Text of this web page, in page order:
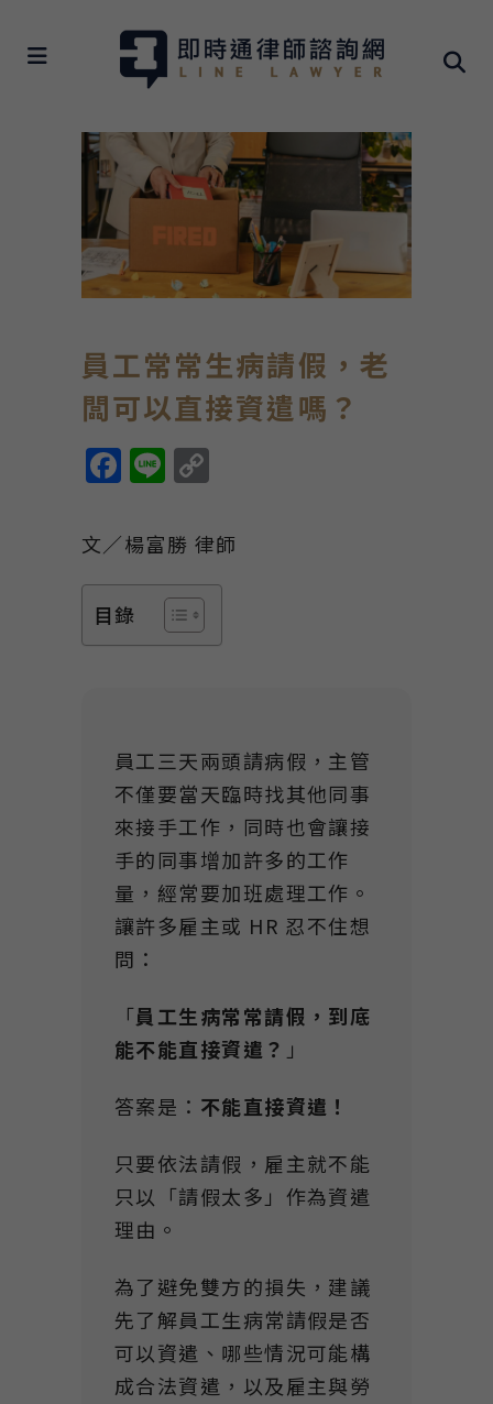
員工常常生病請假，老
闆可以直接資遣嗎？
Facebook
Line
文／楊富勝 律師
目錄
員工三天兩頭請病假，主管
不僅要當天臨時找其他同事
來接手工作，同時也會讓接
手的同事增加許多的工作
量，經常要加班處理工作。
讓許多雇主或 HR 忍不住想
問：
「員工生病常常請假，到底
能不能直接資遣？ 」
答案是： 不能直接資遣！
只要依法請假，雇主就不能
只以「請假太多」作為資遣
理由。
為了避免雙方的損失，建議
先了解員工生病常請假是否
可以資遣、哪些情況可能構
成合法資遣，以及雇主與勞